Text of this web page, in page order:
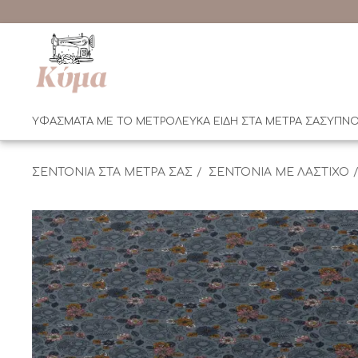
ΥΦΑΣΜΑΤΑ ΜΕ ΤΟ ΜΕΤΡΟΛΕΥΚΑ ΕΙΔΗ ΣΤΑ ΜΕΤΡΑ ΣΑΣ
ΣΕΝΤΟΝΙΑ ΣΤΑ ΜΕΤΡΑ ΣΑΣ ΣΕΝΤΟΝΙΑ ΜΕ ΛΑΣΤΙΧΟ